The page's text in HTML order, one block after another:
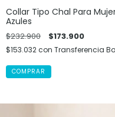
Collar Tipo Chal Para
Azules
$232.900 $173.900
$153.032con Transferencia